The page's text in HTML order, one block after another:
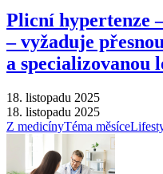
Plicní hypertenze
–⁠ vyžaduje
a specializovanou
18. listopadu 2025
18. listopadu 2025
Z medicínyTéma měsíce